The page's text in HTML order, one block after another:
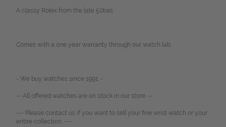
A classy Rolex from the late 50ties .
Comes with a one year warranty through our watch lab.
- We buy watches since 1991. -
-- All offered watches are on stock in our store. --
--- Please contact us if you want to sell your fine wrist watch or your
entire collection. ---